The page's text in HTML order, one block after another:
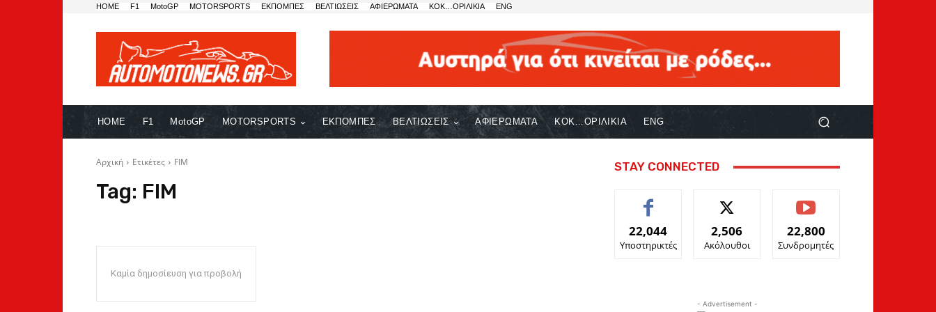
HOME F1 MotoGP MOTORSPORTS ΕΚΠΟΜΠΕΣ ΒΕΛΤΙΩΣΕΙΣ ΑΦΙΕΡΩΜΑΤΑ ΚΟΚ…ΟΡΙΛΙΚΙΑ ENG
HOME F1 MotoGP MOTORSPORTS ΕΚΠΟΜΠΕΣ ΒΕΛΤΙΩΣΕΙΣ ΑΦΙΕΡΩΜΑΤΑ ΚΟΚ…ΟΡΙΛΙΚΙΑ ENG
Αρχική Ετικέτες FIM
Tag: FIM
Καμία δημοσίευση για προβολή
STAY CONNECTED
22,044
Υποστηρικτές
2,506
Ακόλουθοι
22,800
Συνδρομητές
- Advertisement -